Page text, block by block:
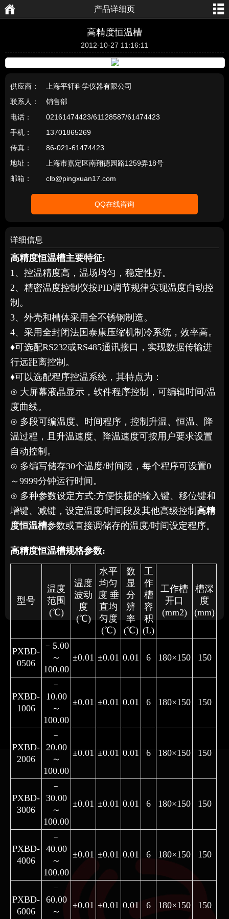
产品详细页
高精度恒温槽
2012-10-27 11:16:11
供应商：
上海平轩科学仪器有限公司
联系人：
销售部
电话：
02161474423/61128587/61474423
手机：
13701865269
传真：
86-021-61474423
地址：
上海市嘉定区南翔德园路1259弄18号
邮箱：
clb@pingxuan17.com
QQ在线咨询
详细信息
高精度恒温槽主要特征:
1、控温精度高，温场均匀，稳定性好。
2、精密温度控制仪按PID调节规律实现温度自动控
制。
3、外壳和槽体采用全不锈钢制造。
4、采用全封闭法国泰康压缩机制冷系统，效率高。
♦可选配RS232或RS485通讯接口，实现数据传输进
行远距离控制。
♦可以选配程序控温系统，其特点为：
⊙ 大屏幕液晶显示，软件程序控制，可编辑时间/温
度曲线。
⊙ 多段可编温度、时间程序，控制升温、恒温、降
温过程，且升温速度、降温速度可按用户要求设置
自动控制。
⊙ 多编写储存30个温度/时间段，每个程序可设置0
～9999分钟运行时间。
⊙ 多种参数设定方式:方便快捷的输入键、移位键和
增键、减键，设定温度/时间段及其他高级控制 高精
度恒温槽参数或直接调储存的温度/时间设定程序。
高精度恒温槽规格参数:
型号
温度
范围
(℃)
温度
波动
度
(℃)
水平
均匀
度 垂
直均
匀度
(℃)
数
显
分
辨
率
(℃)
工
作
槽
容
积
(L)
工作槽
开口
(mm2)
槽深
度
(mm)
PXBD-
0506
﹣5.00
～
100.00
±0.01 ±0.01 0.01 6 180×150 150
PXBD-
1006
﹣
10.00
～
100.00
±0.01 ±0.01 0.01 6 180×150 150
PXBD-
2006
﹣
20.00
～
100.00
±0.01 ±0.01 0.01 6 180×150 150
PXBD-
3006
﹣
30.00
～
100.00
±0.01 ±0.01 0.01 6 180×150 150
PXBD-
4006
﹣
40.00
～
100.00
±0.01 ±0.01 0.01 6 180×150 150
PXBD-
6006
﹣
60.00
～
±0.01 ±0.01 0.01 6 180×150 150